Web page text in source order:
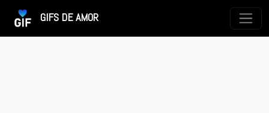
GIFS DE AMOR